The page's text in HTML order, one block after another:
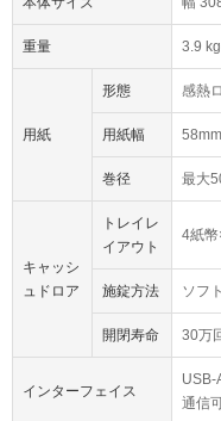
重量 3.9
用紙
形態 感熱
用紙幅
巻径 最大
キャッシ
ュドロア
トレイレ
イアウト
4紙
施錠方法 ソフ
開閉寿命 30万
インターフェイス
USB-
通信